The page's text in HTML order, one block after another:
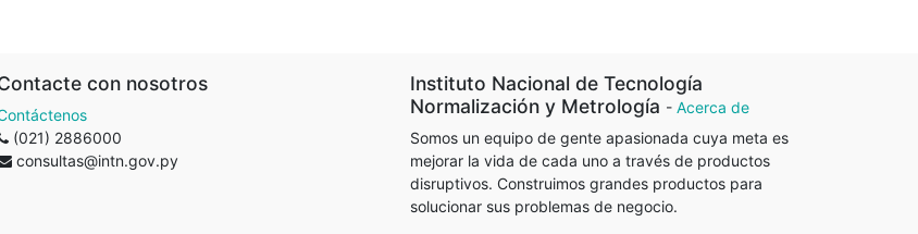
con nosotros
(021) 2886000
consultas@intn.gov.py
Instituto Nacional de Tecnología
Normalización y Metrología - Acerca de
Somos un equipo de gente apasionada cuya meta es
mejorar la vida de cada uno a través de productos
disruptivos. Construimos grandes productos para
solucionar sus problemas de negocio.